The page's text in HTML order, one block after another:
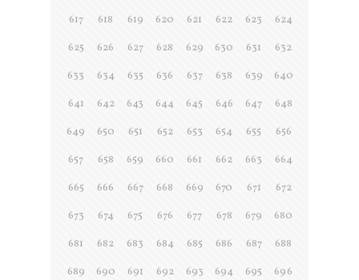
617
618 619 620 621 622 623
624
625
626 627 628 629 630 631
632
633
634 635 636 637 638 639
640
641
642 643 644 645 646 647
648
649
650 651 652 653 654 655
656
657
658 659 660 661 662 663
664
665
666 667 668 669 670 671
672
673
674 675 676 677 678 679
680
681
682 683 684 685 686 687
688
689
690 691 692 693 694 695
696